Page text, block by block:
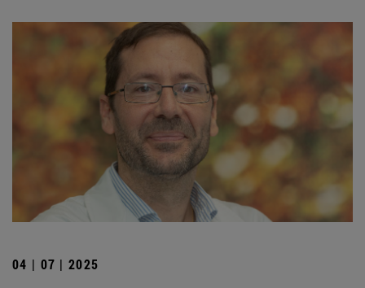
04 | 07 | 2025